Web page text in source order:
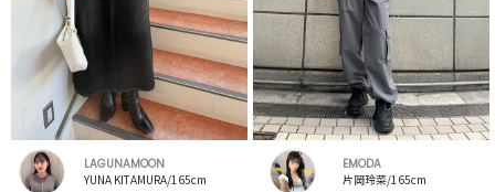
LAGUNAMOON
YUNA KITAMURA/165cm
EMODA
片岡玲菜/165cm